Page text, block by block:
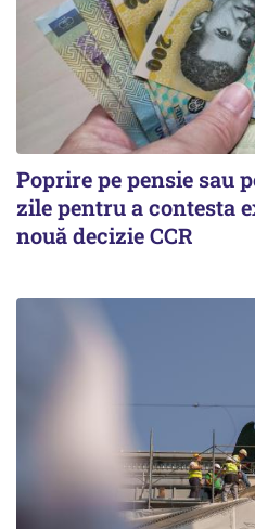
Poprire pe pensie sau
zile pentru a contesta
nouă decizie CCR